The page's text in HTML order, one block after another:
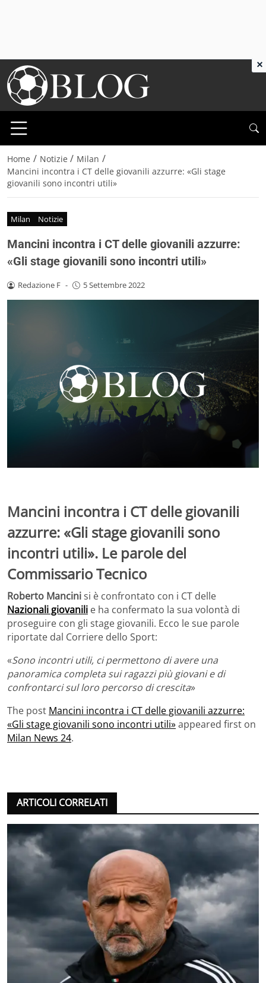
Home / Notizie / Milan /
Mancini incontra i CT delle giovanili azzurre: «Gli stage
giovanili sono incontri utili»
Milan Notizie
Mancini incontra i CT delle giovanili azzurre:
«Gli stage giovanili sono incontri utili»
Redazione F - 5 Settembre 2022
Mancini incontra i CT delle giovanili
azzurre: «Gli stage giovanili sono
incontri utili». Le parole del
Commissario Tecnico
Roberto Mancinisi è confrontato con i CT delle
Nazionali giovanili e ha confermato la sua volontà di
proseguire con gli stage giovanili. Ecco le sue parole
riportate dal Corriere dello Sport:
«Sono incontri utili, ci permettono di avere una
panoramica completa sui ragazzi più giovani e di
confrontarci sul loro percorso di crescita»
The post Mancini incontra i CT delle giovanili azzurre:
«Gli stage giovanili sono incontri utili»appeared first on
Milan News 24.
ARTICOLI CORRELATI
×